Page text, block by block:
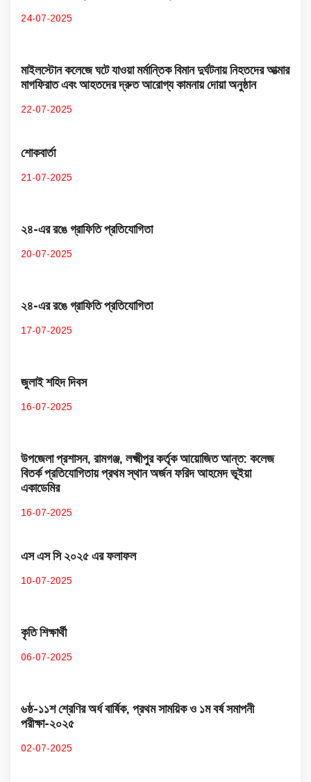
24-07-2025
মাইলস্টোন কলেজে ঘটে যাওয়া মর্মান্তিক বিমান দুর্ঘটনায় নিহতদের আত্মার
মাগফিরাত এবং আহতদের দ্রুত আরোগ্য কামনায় দোয়া অনুষ্ঠান
22-07-2025
শোকবার্তা
21-07-2025
২৪-এর রঙে গ্রাফিতি প্রতিযোগিতা
20-07-2025
২৪-এর রঙে গ্রাফিতি প্রতিযোগিতা
17-07-2025
জুলাই শহিদ দিবস
16-07-2025
উপজেলা প্রশাসন, রামগঞ্জ, লক্ষ্মীপুর কর্তৃক আয়োজিত আন্ত: কলেজ
বিতর্ক প্রতিযোগিতায় প্রথম স্থান অর্জন ফরিদ আহমেদ ভূইয়া
একাডেমির
16-07-2025
এস এস সি ২০২৫ এর ফলাফল
10-07-2025
কৃতি শিক্ষার্থী
06-07-2025
৬ষ্ঠ-১১শ শ্রেণির অর্ধ বার্ষিক, প্রথম সাময়িক ও ১ম বর্ষ সমাপনী
পরীক্ষা-২০২৫
02-07-2025